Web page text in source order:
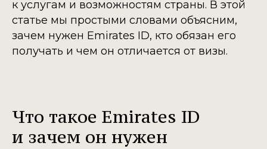
к услугам и возможностям страны. В этой
статье мы простыми словами объясним,
зачем нужен Emirates ID, кто обязан его
получать и чем он отличается от визы.
Что такое Emirates ID
и зачем он нужен